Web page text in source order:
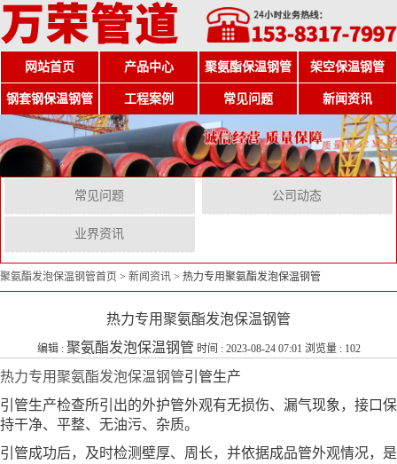
网站首页 产品中心 聚氨酯保温钢管 架空保温钢管
钢套钢保温钢管 工程案例 常见问题 新闻资讯
常见问题 公司动态
业界资讯
聚氨酯发泡保温钢管首页 > 新闻资讯 > 热力专用聚氨酯发泡保温钢管
热力专用聚氨酯发泡保温钢管
编辑 : 聚氨酯发泡保温钢管 时间 : 2023-08-24 07:01 浏览量 : 102
热力专用聚氨酯发泡保温钢管引管生产
引管生产检查所引出的外护管外观有无损伤、漏气现象，接口保
持干净、平整、无油污、杂质。
引管成功后，及时检测壁厚、周长，并依据成品管外观情况，是